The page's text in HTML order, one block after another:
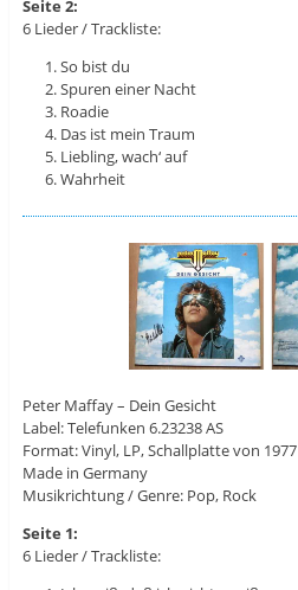
Seite 2:
6 Lieder / Trackliste:
So bist du
Spuren einer Nacht
Roadie
Das ist mein Traum
Liebling, wach‘ auf
Wahrheit
Peter Maffay ‎– Dein Gesicht
Label: Telefunken ‎6.23238 AS
Format: Vinyl, LP, Schallplatte von 1977
Made in Germany
Musikrichtung / Genre: Pop, Rock
Seite 1:
6 Lieder / Trackliste: